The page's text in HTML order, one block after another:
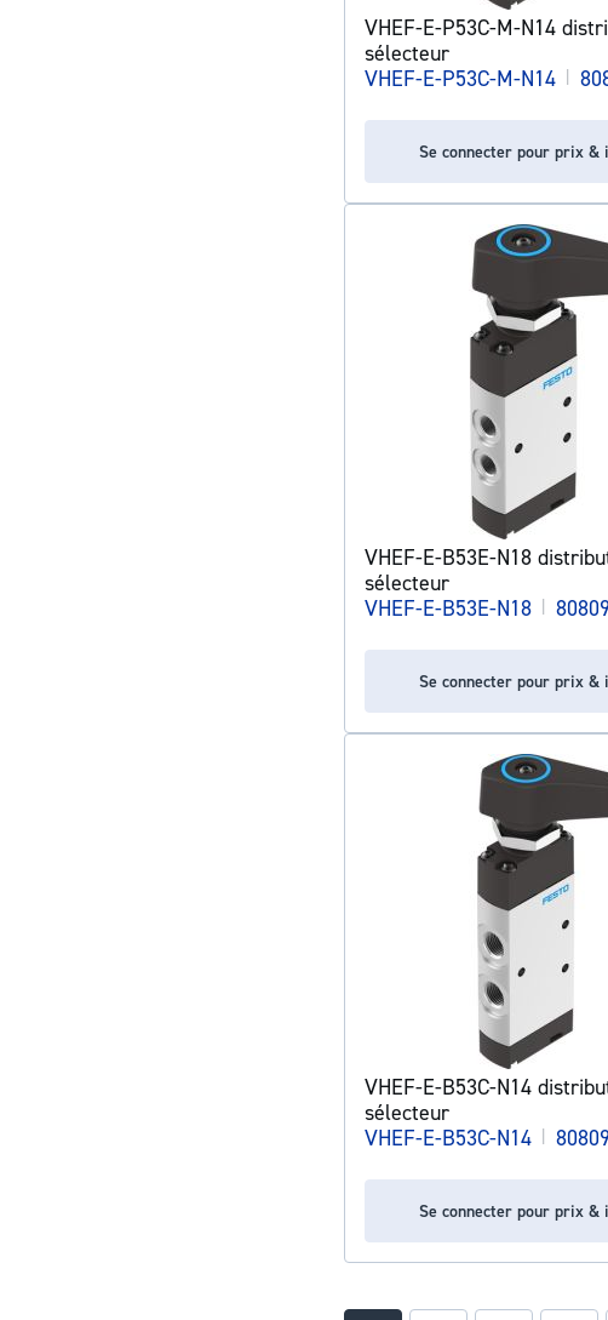
VHEF-E-P53C-M-N14
sélecteur
VHEF-E-P53C-M-N14 |
Se connecter pour prix &
VHEF-E-B53E-N18
sélecteur
VHEF-E-B53E-N18 |
Se connecter pour prix &
VHEF-E-B53C-N14
sélecteur
VHEF-E-B53C-N14 |
Se connecter pour prix &